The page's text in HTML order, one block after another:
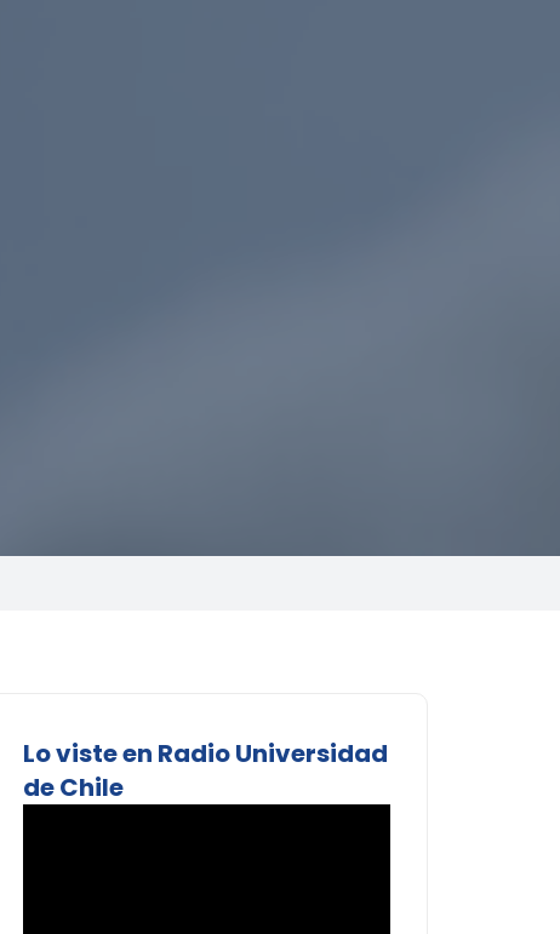
Lo viste en Radio Universidad
de Chile